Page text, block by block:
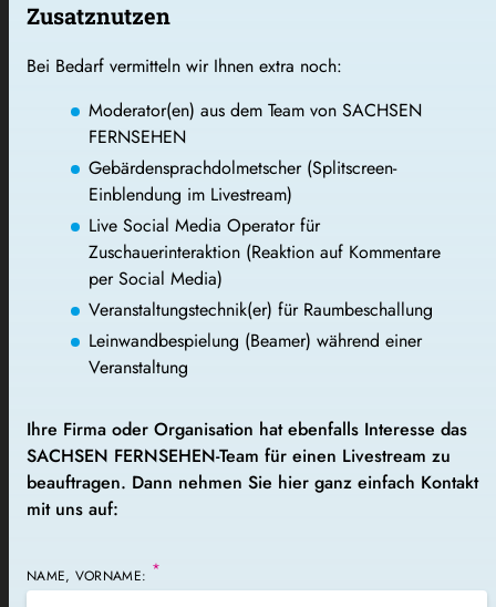
Zusatznutzen
Bei Bedarf vermitteln wir Ihnen extra noch:
Moderator(en) aus dem Team von SACHSEN
FERNSEHEN
Gebärdensprachdolmetscher (Splitscreen-
Einblendung im Livestream)
Live Social Media Operator für
Zuschauerinteraktion (Reaktion auf Kommentare
perSocial Media)
Veranstaltungstechnik(er) für Raumbeschallung
Leinwandbespielung (Beamer) während einer
Veranstaltung
Ihre Firma oder Organisation hat ebenfalls Interesse das
SACHSEN FERNSEHEN-Team für einen Livestream zu
beauftragen. Dann nehmen Sie hier ganz einfach Kontakt
mit uns auf:
NAME, VORNAME: *